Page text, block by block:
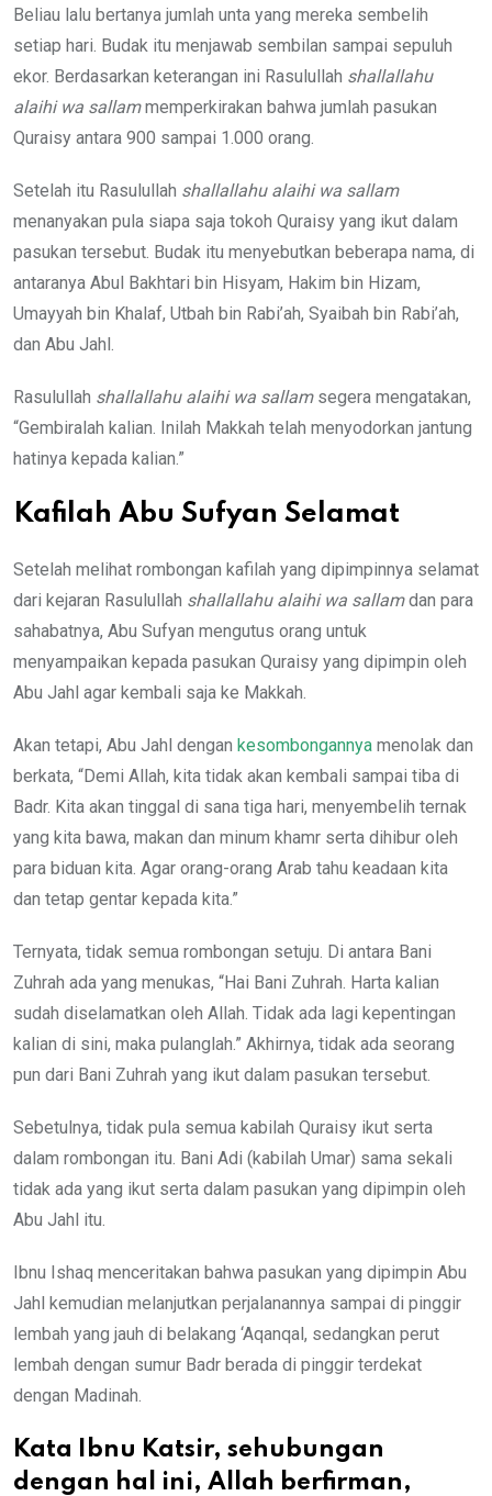
Beliau lalu bertanya jumlah unta yang mereka sembelih
setiap hari. Budak itu menjawab sembilan sampai sepuluh
ekor. Berdasarkan keterangan ini Rasulullah shallallahu
alaihi wa sallammemperkirakan bahwa jumlah pasukan
Quraisy antara 900 sampai 1.000 orang.
Setelah itu Rasulullah shallallahu alaihi wa sallam
menanyakan pula siapa saja tokoh Quraisy yang ikut dalam
pasukan tersebut. Budak itu menyebutkan beberapa nama, di
antaranya Abul Bakhtari bin Hisyam, Hakim bin Hizam,
Umayyah bin Khalaf, Utbah bin Rabi’ah, Syaibah bin Rabi’ah,
dan Abu Jahl.
Rasulullah shallallahu alaihi wa sallamsegera mengatakan,
“Gembiralah kalian. Inilah Makkah telah menyodorkan jantung
hatinya kepada kalian.”
Kafilah Abu Sufyan Selamat
Setelah melihat rombongan kafilah yang dipimpinnya selamat
dari kejaran Rasulullah shallallahu alaihi wa sallamdan para
sahabatnya, Abu Sufyan mengutus orang untuk
menyampaikan kepada pasukan Quraisy yang dipimpin oleh
Abu Jahl agar kembali saja ke Makkah.
Akan tetapi, Abu Jahl dengan kesombongannya menolak dan
berkata, “Demi Allah, kita tidak akan kembali sampai tiba di
Badr. Kita akan tinggal di sana tiga hari, menyembelih ternak
yang kita bawa, makan dan minum khamr serta dihibur oleh
para biduan kita. Agar orang-orang Arab tahu keadaan kita
dan tetap gentar kepada kita.”
Ternyata, tidak semua rombongan setuju. Di antara Bani
Zuhrah ada yang menukas, “Hai Bani Zuhrah. Harta kalian
sudah diselamatkan oleh Allah. Tidak ada lagi kepentingan
kalian di sini, maka pulanglah.” Akhirnya, tidak ada seorang
pun dari Bani Zuhrah yang ikut dalam pasukan tersebut.
Sebetulnya, tidak pula semua kabilah Quraisy ikut serta
dalam rombongan itu. Bani Adi (kabilah Umar) sama sekali
tidak ada yang ikut serta dalam pasukan yang dipimpin oleh
Abu Jahl itu.
Ibnu Ishaq menceritakan bahwa pasukan yang dipimpin Abu
Jahl kemudian melanjutkan perjalanannya sampai di pinggir
lembah yang jauh di belakang ‘Aqanqal, sedangkan perut
lembah dengan sumur Badr berada di pinggir terdekat
dengan Madinah.
Kata Ibnu Katsir, sehubungan
dengan hal ini, Allah berfirman,